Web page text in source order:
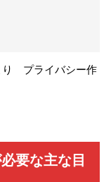
り プライバシー作
要な主な目